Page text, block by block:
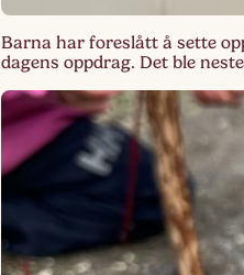
Barna har foreslått å sette
dagens oppdrag. Det ble